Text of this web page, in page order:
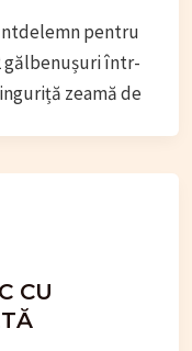
pentru
gălbenușuri într-
zeamă de
CU